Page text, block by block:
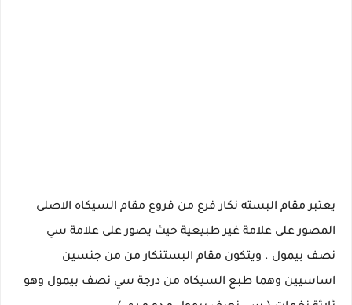
يعتبر مقام البسته نكار فرع من فروع مقام السيكاه الاصلى
المصور على علامة غير طبيعية حيث يصور على علامة سي
نصف بيمول . ويتكون مقام البستنكار من من جنسين
اساسيين وهما طبع السيكاه من درجة سي نصف بيمول وهو